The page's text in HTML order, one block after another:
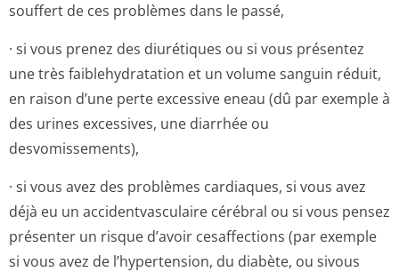
souffert de ces problèmes dans le passé,
· si vous prenez des diurétiques ou si vous présentez
une très faiblehydratation et un volume sanguin réduit,
en raison d’une perte excessive eneau (dû par exemple à
des urines excessives, une diarrhée ou
desvomissements),
· si vous avez des problèmes cardiaques, si vous avez
déjà eu un accidentvasculaire cérébral ou si vous pensez
présenter un risque d’avoir cesaffections (par exemple
si vous avez de l’hypertension, du diabète, ou sivous